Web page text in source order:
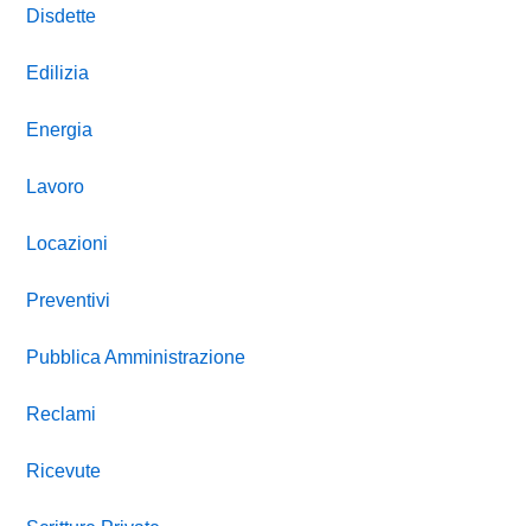
Disdette
Edilizia
Energia
Lavoro
Locazioni
Preventivi
Pubblica Amministrazione
Reclami
Ricevute